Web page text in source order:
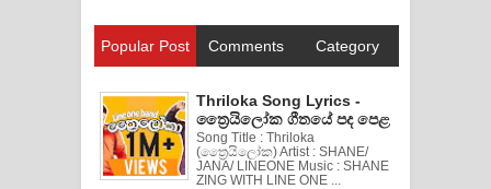
Popular Post Comments Category
Thriloka Song Lyrics -
ත්‍රෛයිලෝක ගීතයේ පද පෙළ
Song Title : Thriloka
(ත්‍රෛයිලෝක) Artist : SHANE/
JANA/ LINEONE Music : SHANE
ZING WITH LINE ONE ...